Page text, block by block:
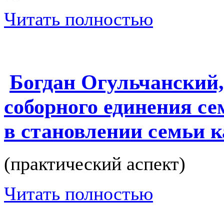
Читать полностью
Богдан
соборного единения
в становлении семьи
(практический аспект)
Читать полностью